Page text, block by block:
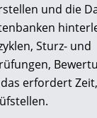
und die
Sturz- und
erfordert